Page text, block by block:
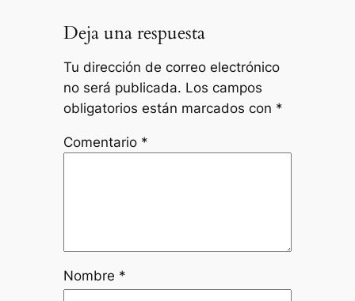
Deja una respuesta
Tu dirección de correo electrónico
no será publicada. Los campos
obligatorios están marcados con *
Comentario *
Nombre *